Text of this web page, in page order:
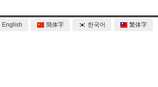
English 簡体字 한국어 繁体字